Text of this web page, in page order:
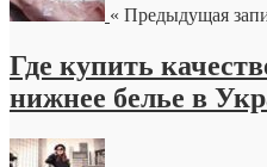
« Предыдущая
Где купить
нижнее белье в